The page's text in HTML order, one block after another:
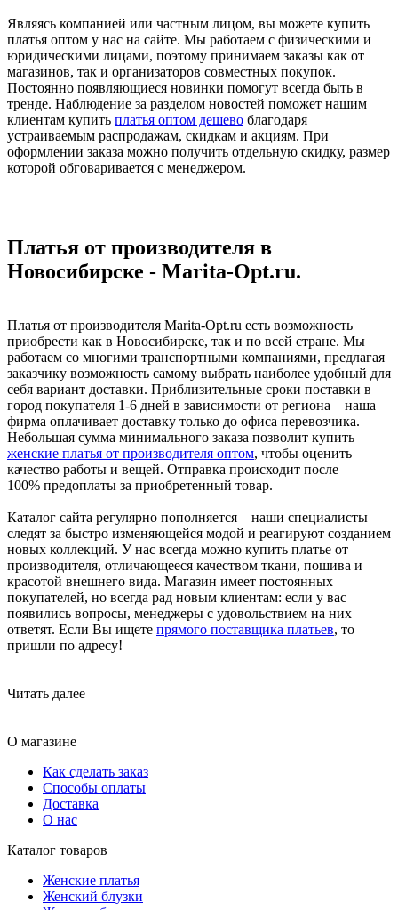
Являясь компанией или частным лицом, вы можете купить
платья оптом у нас на сайте. Мы работаем с физическими и
юридическими лицами, поэтому принимаем заказы как от
магазинов, так и организаторов совместных покупок.
Постоянно появляющиеся новинки помогут всегда быть в
тренде. Наблюдение за разделом новостей поможет нашим
клиентам купить платья оптом дешево благодаря
устраиваемым распродажам, скидкам и акциям. При
оформлении заказа можно получить отдельную скидку, размер
которой обговаривается с менеджером.
Платья от производителя в
Новосибирске - Marita-Opt.ru.
Платья от производителя Marita-Opt.ru есть возможность
приобрести как в Новосибирске, так и по всей стране. Мы
работаем со многими транспортными компаниями, предлагая
заказчику возможность самому выбрать наиболее удобный для
себя вариант доставки. Приблизительные сроки поставки в
город покупателя 1-6 дней в зависимости от региона – наша
фирма оплачивает доставку только до офиса перевозчика.
Небольшая сумма минимального заказа позволит купить
женские платья от производителя оптом, чтобы оценить
качество работы и вещей. Отправка происходит после
100% предоплаты за приобретенный товар.
Каталог сайта регулярно пополняется – наши специалисты
следят за быстро изменяющейся модой и реагируют созданием
новых коллекций. У нас всегда можно купить платье от
производителя, отличающееся качеством ткани, пошива и
красотой внешнего вида. Магазин имеет постоянных
покупателей, но всегда рад новым клиентам: если у вас
появились вопросы, менеджеры с удовольствием на них
ответят. Если Вы ищете прямого поставщика платьев, то
пришли по адресу!
Читать далее
О магазине
Как сделать заказ
Способы оплаты
Доставка
О нас
Каталог товаров
Женские платья
Женский блузки